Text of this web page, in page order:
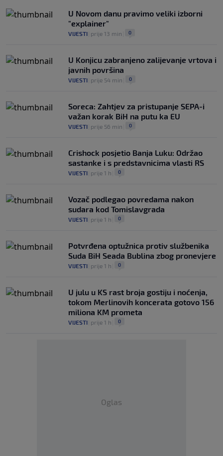
U Novom danu pravimo veliki izborni
"explainer"
VIJESTI prije 13 min 0
U Konjicu zabranjeno zalijevanje vrtova i
javnih površina
VIJESTI prije 54 min 0
Soreca: Zahtjev za pristupanje SEPA-i
važan korak BiH na putu ka EU
VIJESTI prije 56 min 0
Crishock posjetio Banja Luku: Održao
sastanke i s predstavnicima vlasti RS
VIJESTI prije 1 h 0
Vozač podlegao povredama nakon
sudara kod Tomislavgrada
VIJESTI prije 1 h 0
Potvrđena optužnica protiv službenika
Suda BiH Seada Bublina zbog pronevjere
VIJESTI prije 1 h 0
U julu u KS rast broja gostiju i noćenja,
tokom Merlinovih koncerata gotovo 156
miliona KM prometa
VIJESTI prije 1 h 0
Oglas